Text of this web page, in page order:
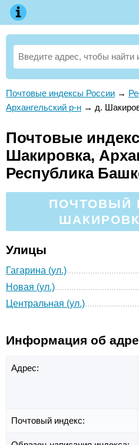
Почтовые индексы России →
Архангельский р-н → д.
Почтовые
Шакировка,
Республика
ПОЧТОВЫЙ
Улицы
Гагарина (ул.)
Новая (ул.)
Центральная (ул.)
Информация об
Адрес:
Почтовый индекс: